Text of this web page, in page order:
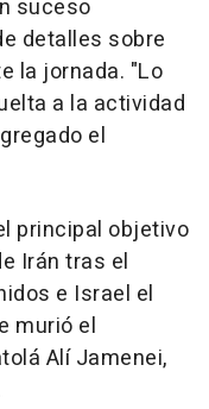
suceso
detalles sobre
la jornada. "Lo
a la actividad
el
principal objetivo
Irán tras el
e Israel el
murió el
Alí Jamenei,